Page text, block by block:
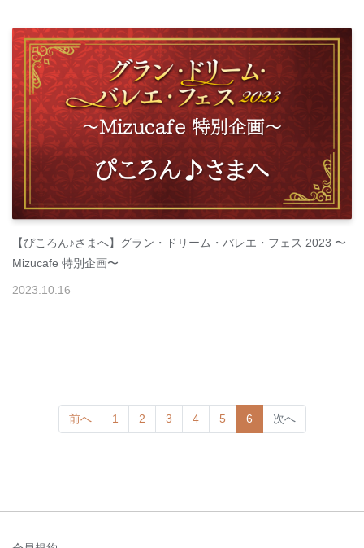
【ぴころん♪さまへ】グラン・ドリーム・バレエ・フェス 2023 〜
Mizucafe 特別企画〜
2023 10 16
前へ 1 2 3 4 5 6(current)
次へ